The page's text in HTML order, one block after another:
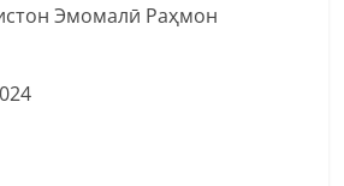
Эмомалӣ Раҳмон